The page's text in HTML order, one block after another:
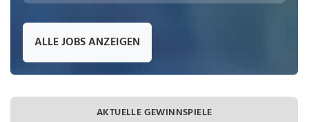
ALLE JOBS ANZEIGEN
AKTUELLE GEWINNSPIELE